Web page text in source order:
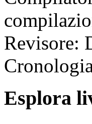
Revisore:
Esplora